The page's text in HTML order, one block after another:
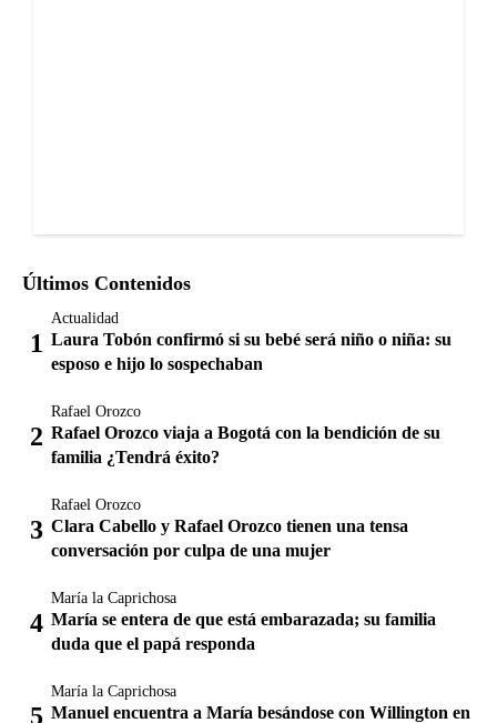
Últimos Contenidos
Actualidad
Laura Tobón confirmó si su bebé será niño o niña: su
esposo e hijo lo sospechaban
Rafael Orozco
Rafael Orozco viaja a Bogotá con la bendición de su
familia ¿Tendrá éxito?
Rafael Orozco
Clara Cabello y Rafael Orozco tienen una tensa
conversación por culpa de una mujer
María la Caprichosa
María se entera de que está embarazada; su familia
duda que el papá responda
María la Caprichosa
Manuel encuentra a María besándose con Willington en